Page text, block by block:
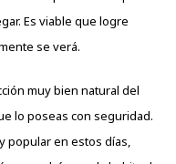
Es viable que logre
se verá.
muy bien natural del
lo poseas con seguridad.
popular en estos días,